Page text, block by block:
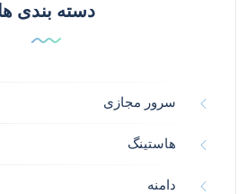
دسته بندی ها
سرور مجازی
هاستینگ
دامنه